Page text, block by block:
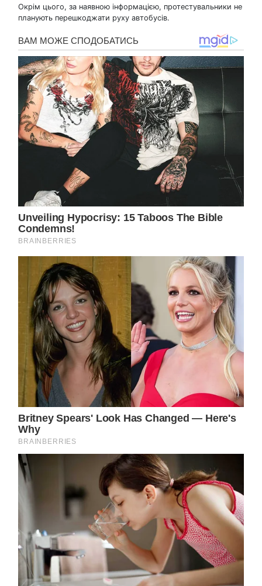
Окрім цього, за наявною інформацією, протестувальники не
планують перешкоджати руху автобусів.